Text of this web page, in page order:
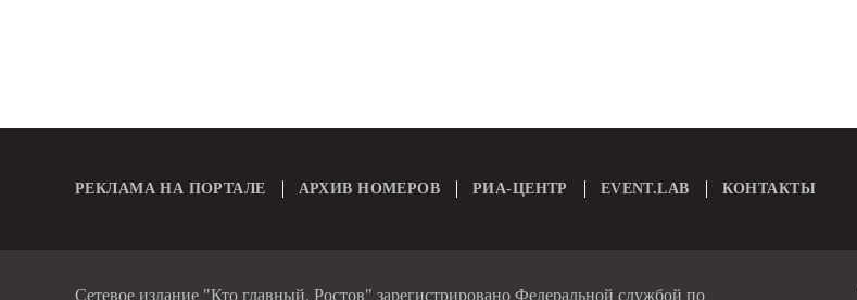
РЕКЛАМА НА ПОРТАЛЕ АРХИВ НОМЕРОВ РИА-ЦЕНТР EVENT.LAB КОНТАКТЫ
Сетевое издание "Кто главный. Ростов" зарегистрировано Федеральной службой по